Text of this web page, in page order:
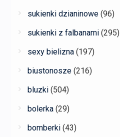
sukienki dzianinowe (96)
sukienki z falbanami (295)
sexy bielizna (197)
biustonosze (216)
bluzki (504)
bolerka (29)
bomberki (43)